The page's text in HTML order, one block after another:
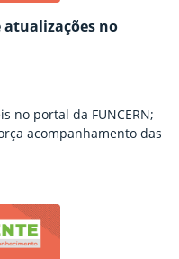
atualizações no
no portal da FUNCERN;
acompanhamento das